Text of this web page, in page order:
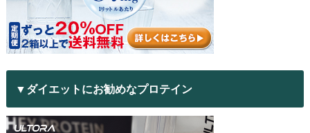
▼ダイエットにお勧めなプロテイン